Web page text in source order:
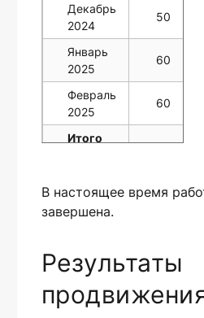
Декабрь
2024
50
Январь
2025
60
Февраль
2025
60
Итого
В настоящее время
завершена.
Результаты